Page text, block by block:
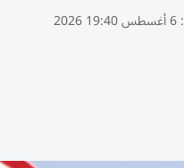
6 أغسطس 19:40 2026